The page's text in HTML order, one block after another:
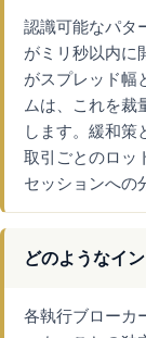
認識可能なパタ
がミリ秒以内に
がスプレッド幅
ムは、これを裁
します。緩和策
取引ごとのロッ
セッションへの
どのようなイ
各執行ブローカ